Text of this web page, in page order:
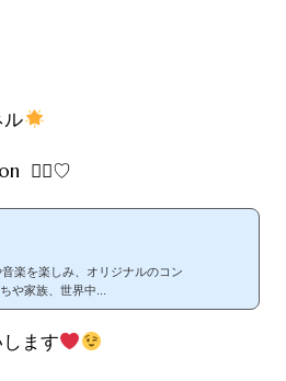
ル
∵⃝♡
楽を楽しみ、オリジナルのコン
や家族、世界中...
ます